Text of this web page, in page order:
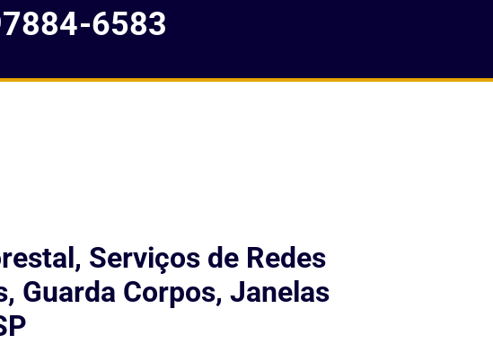
6583
Serviços de Redes
Guarda Corpos, Janelas